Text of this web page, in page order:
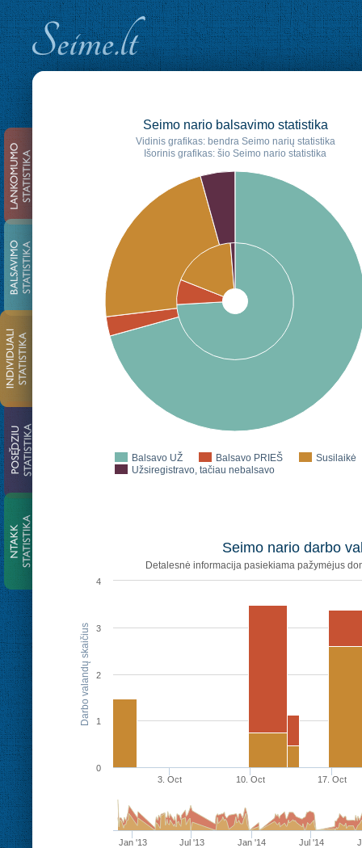
Seimo nario balsavimo statistika
Vidinis grafikas: bendra Seimo narių statistika
Išorinis grafikas: šio Seimo nario statistika
Balsavo UŽ Balsavo PRIEŠ
Susilaikė
Užsiregistravo, tačiau nebalsavo
Darbo valandų skaičius
Seimo nario darbo
Detalesnė informacija pasiekiama pažymėjus
3. Oct 10. Oct 17. Oct
0
1
2
3
4
Jan '13 Jul '13 Jan '14 Jul '14